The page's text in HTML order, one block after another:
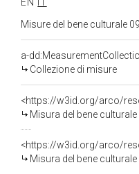
Misure del bene culturale
a-
Collezione di misure
<https://w3id.org/arco/
Misura del bene
<https://w3id.org/arco/
Misura del bene